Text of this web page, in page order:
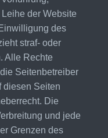
der Website
des
straf- oder
Alle Rechte
Seitenbetreiber
diesen Seiten
Die
und jede
Grenzen des